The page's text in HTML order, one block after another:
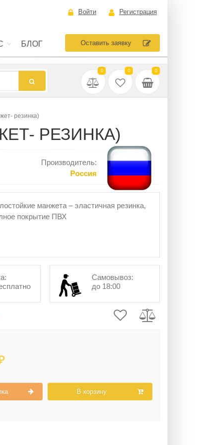
Войти Регистрация
БЛОГ Оставить заявку
0 0 0
резинка)
РЕЗИНКА)
Производитель:
Россия
манжета – эластичная резинка,
покрытие ПВХ
Самовывоз:
до 18:00
В корзину